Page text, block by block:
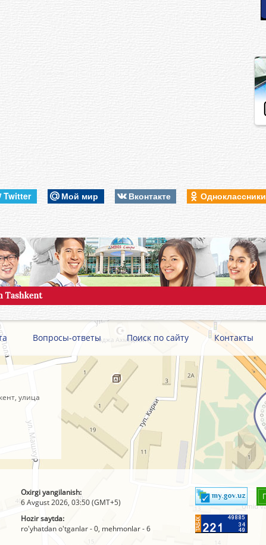
Twitter Мой мир Вконтакте Одноклассники
Вопросы-ответы Поиск по сайту Контакты
улица
Oxirgi yangilanish:
6 Avgust 2026, 03:50 (GMT+5)
Hozir saytda:
ro'yhatdan o'tganlar - 0, mehmonlar - 6